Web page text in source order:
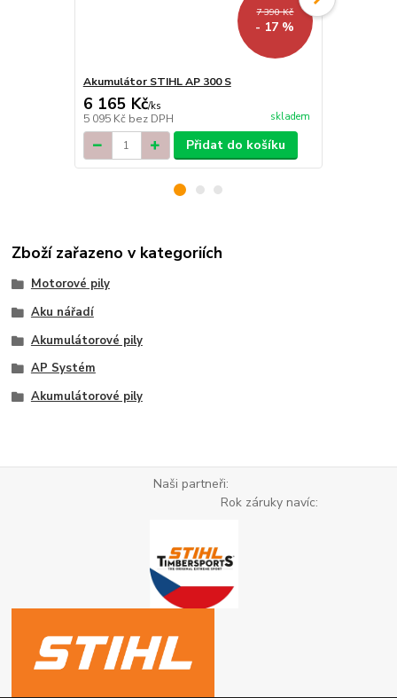
7 390 Kč
- 17 %
Akumulátor STIHL AP 300 S
6 165 Kč/ks
5 095 Kč bez DPH skladem
Přidat do košíku
Zboží zařazeno v kategoriích
Motorové pily
Aku nářadí
Akumulátorové pily
AP Systém
Akumulátorové pily
Naši partneři:
Rok záruky navíc: